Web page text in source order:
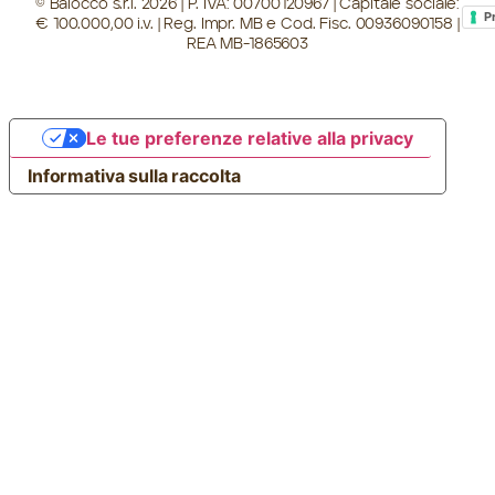
© Baiocco s.r.l. 2026 | P. IVA: 00700120967 | Capitale sociale:
€ 100.000,00 i.v. | Reg. Impr. MB e Cod. Fisc. 00936090158 |
REA MB-1865603
Informativa sulla raccolta
Le tue preferenze relative alla privacy